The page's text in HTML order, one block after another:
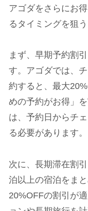
アゴダをさらにお
るタイミングを狙
まず、早期予約割
す。アゴダでは、
約すると、最大
めの予約がお得」
は、予約日からチ
る必要があります。
次に、長期滞在割
泊以上の宿泊をま
20%OFFの割引が